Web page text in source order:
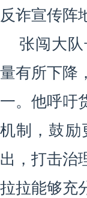
反诈宣传阵
张闯大
量有所下降
一。他呼吁
机制，鼓
出，打击治
拉拉能够充